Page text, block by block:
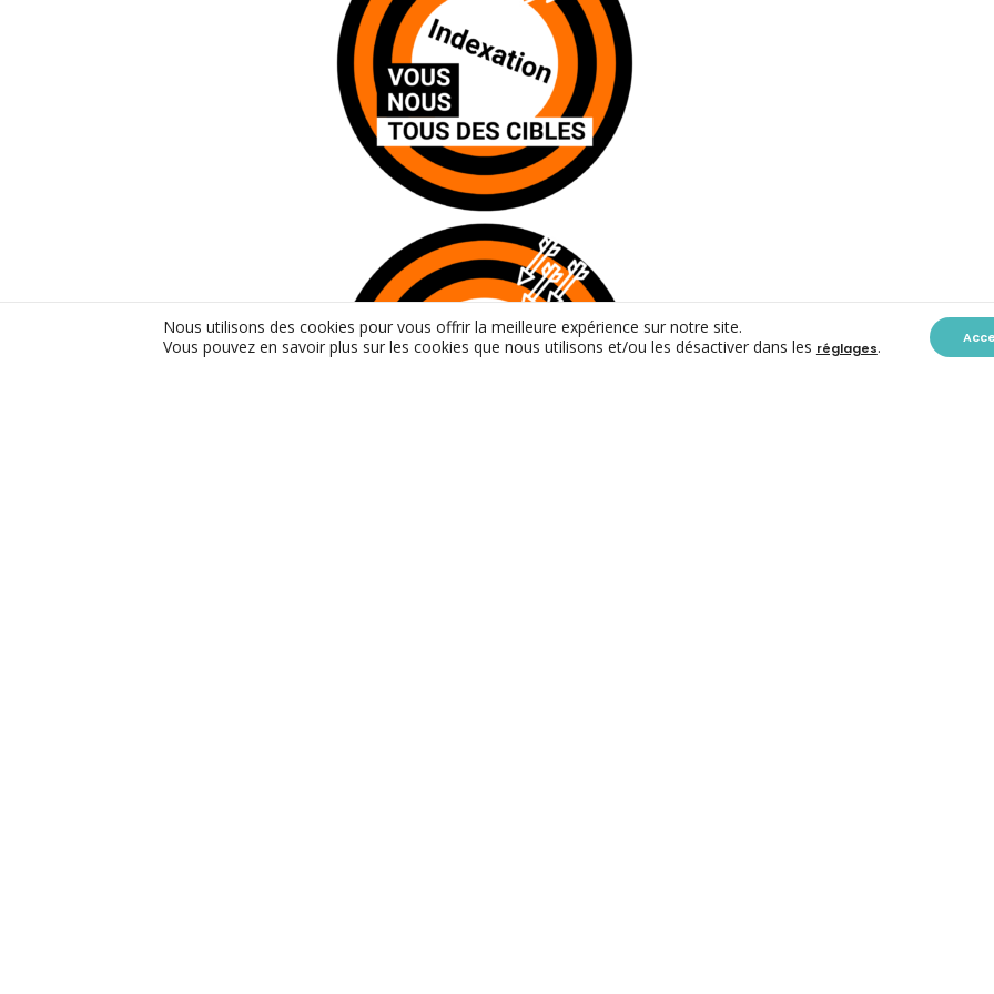
Nous utilisons des cookies pour vous offrir la meilleure expérience sur notre site.
Vous pouvez en savoir plus sur les cookies que nous utilisons et/ou les désactiver dans les réglages.